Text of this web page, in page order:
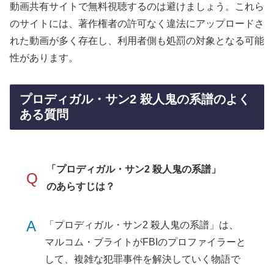
動画共有サイトで無料視聴するのは避けましょう。これら
のサイトには、著作権者の許可なく違法にアップロードさ
れた動画が多く存在し、利用者側も処罰の対象となる可能
性があります。
プロディガル・サン2 殺人鬼の系譜のよく
ある質問
Q
「プロディガル・サン2 殺人鬼の系譜」
のあらすじは？
A
「プロディガル・サン2 殺人鬼の系譜」は、
マルコム・ブライトがFBIのプロファイラーと
して、複雑な犯罪事件を解決していく物語で